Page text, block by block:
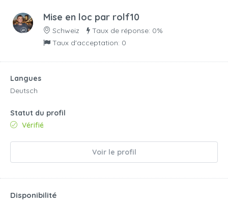
Mise en loc par rolf10
Schweiz
Taux de réponse: 0%
Taux d'acceptation: 0
Langues
Deutsch
Statut du profil
Vérifié
Voir le profil
Disponibilité